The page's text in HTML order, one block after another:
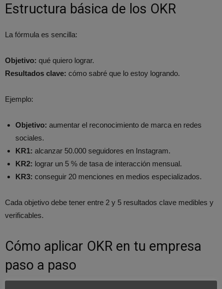
Estructura básica de los OKR
La fórmula es sencilla:
Objetivo: qué quiero lograr.
Resultados clave: cómo sabré que lo estoy logrando.
Ejemplo:
Objetivo: aumentar el reconocimiento de marca en redes
sociales.
KR1: alcanzar 50.000 seguidores en Instagram.
KR2: lograr un 5 % de tasa de interacción mensual.
KR3: conseguir 20 menciones en medios especializados.
Cada objetivo debe tener entre 2 y 5 resultados clave medibles y
verificables.
Cómo aplicar OKR en tu empresa
paso a paso